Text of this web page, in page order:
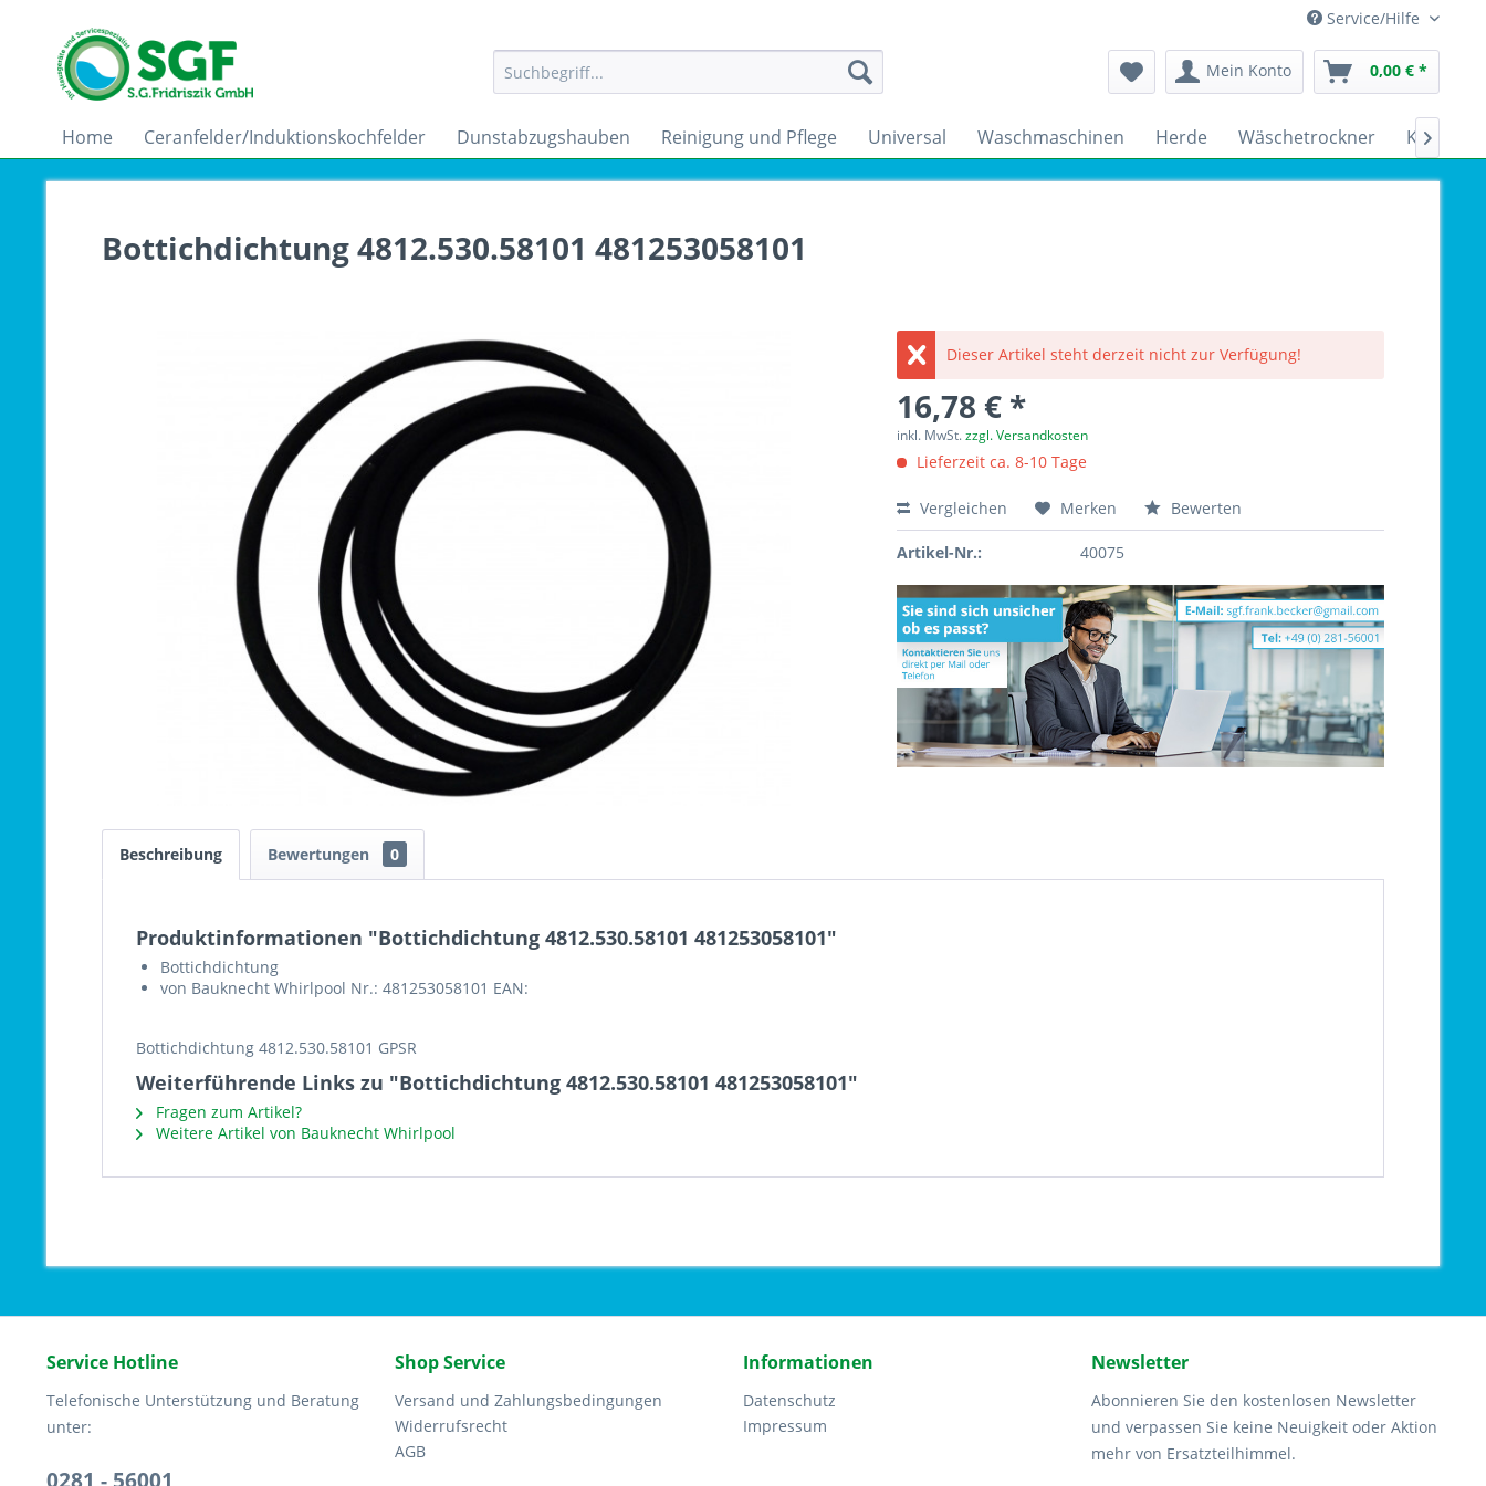
Service/Hilfe
Mein Konto 0,00 € *
Home Ceranfelder/Induktionskochfelder Dunstabzugshauben Reinigung und Pflege Universal Waschmaschinen Herde Wäschetrockner 
Bottichdichtung 4812.530.58101 481253058101
Dieser Artikel steht derzeit nicht zur Verfügung!
16,78 € *
inkl. MwSt.zzgl. Versandkosten
Lieferzeit ca. 8-10 Tage
Vergleichen Merken Bewerten
Artikel-Nr.: 40075
Beschreibung Bewertungen 0
Produktinformationen "Bottichdichtung 4812.530.58101 481253058101"
Bottichdichtung
von Bauknecht Whirlpool Nr.: 481253058101 EAN:
Bottichdichtung 4812.530.58101 GPSR
Weiterführende Links zu "Bottichdichtung 4812.530.58101 481253058101"
Fragen zum Artikel?
Weitere Artikel von Bauknecht Whirlpool
Service Hotline
Telefonische Unterstützung und Beratung
unter:
Shop Service
Versand und Zahlungsbedingungen
Widerrufsrecht
AGB
Informationen
Datenschutz
Impressum
Newsletter
Abonnieren Sie den kostenlosen Newsletter
und verpassen Sie keine Neuigkeit oder Aktion
mehr von Ersatzteilhimmel.